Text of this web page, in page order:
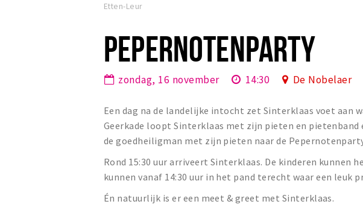
Etten-Leur
PEPERNOTENPARTY
zondag, 16 november 14:30 De Nobelaer
Een dag na de landelijke intocht zet Sinterklaas voet aan
Geerkade loopt Sinterklaas met zijn pieten en
de goedheiligman met zijn pieten naar de
Rond 15:30 uur arriveert Sinterklaas. De kinderen kunnen
kunnen vanaf 14:30 uur in het pand terecht waar een leuk
Én natuurlijk is er een meet & greet met Sinterklaas.